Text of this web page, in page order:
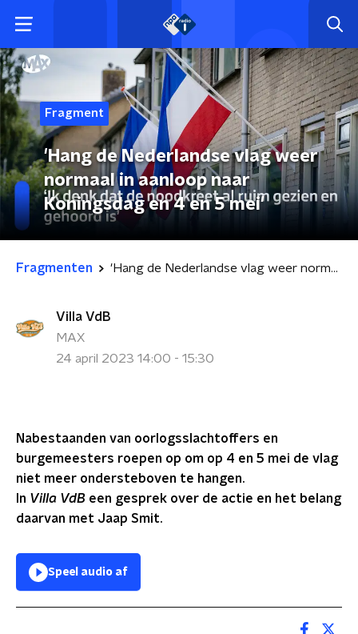
Fragment
'Hang de Nederlandse vlag weer
normaal in aanloop naar
Koningsdag en 4 en 5 mei'
Fragmenten 'Hang de Nederlandse vlag weer normaal in aanloop naar Koningsdag en 4 en 5 mei'
Villa VdB
MAX
24 april 2023 14:00 - 15:30
Nabestaanden van oorlogsslachtoffers en
burgemeesters roepen op om op 4 en 5 mei de vlag
niet meer ondersteboven te hangen.
In Villa VdB een gesprek over de actie en het belang
daarvan met Jaap Smit.
Speel audio af